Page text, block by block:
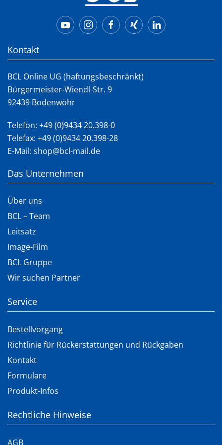
Kontakt
BCL Online UG (haftungsbeschränkt)
Bürgermeister-Wiendl-Str. 9
92439 Bodenwöhr
Telefon: +49 (0)9434 20.398-0
Telefax: +49 (0)9434 20.398-28
E-Mail: shop@bcl-mail.de
Das Unternehmen
Über uns
BCL – Team
Leitsatz
Image-Film
BCL Gruppe
Wir suchen Partner
Service
Bestellvorgang
Richtlinie für Rückerstattungen und Rückgaben
Kontakt
Formulare
Produkt-Infos
Rechtliche Hinweise
AGB